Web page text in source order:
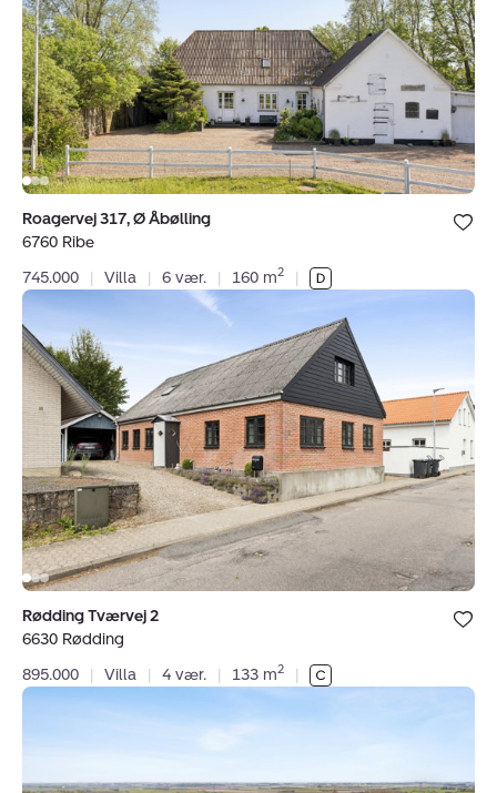
CVR:34381569
Åbølling,
6760
Ribe
Bolig er
under dine
Roagervej 317, Ø Åbølling
6760 Ribe
745.000
| Villa | 6 vær. | 160 m2 |
Villa:
Rødding
Tværvej
2,
6630
Rødding
Bolig er
under dine
Rødding Tværvej 2
6630 Rødding
895.000
| Villa | 4 vær. | 133 m2 |
Landejendom:
Roager,